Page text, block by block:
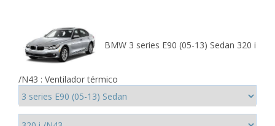
BMW 3 series E90 (05-13) Sedan 320 i
/N43 : Ventilador térmico